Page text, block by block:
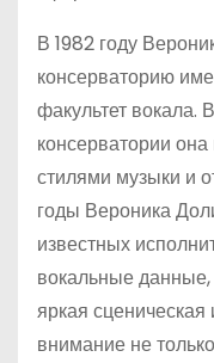
В 1982 году
консерваторию
факультет вокала.
консерватории
стилями музыки и
годы Вероника
известных
вокальные данные,
яркая
внимание не